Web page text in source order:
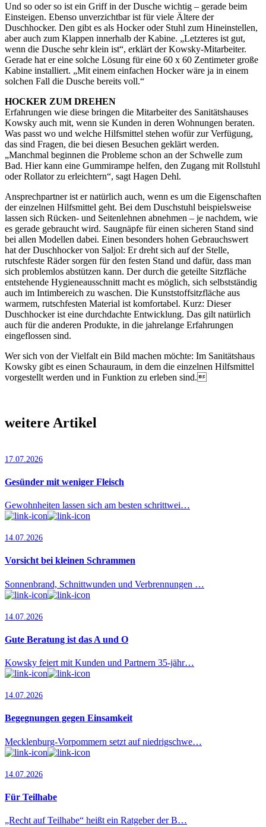
Und so oder so ist ein Griff in der Dusche wichtig – gerade beim
Einsteigen. Ebenso unverzichtbar ist für viele Ältere der
Duschhocker. Den gibt es als Hocker oder Stuhl zum Hineinstellen,
aber auch zum Klappen innerhalb der Kabine. „Letzteres ist gut,
wenn die Dusche sehr klein ist“, erklärt der Kowsky-Mitarbeiter.
Gerade hat er eine solche Lösung für eine 60 x 60 Zentimeter große
Kabine installiert. „Mit einem einfachen Hocker wäre ja in einem
solchen Fall die Dusche bereits voll.“
HOCKER ZUM DREHEN
Erfahrungen wie diese bringen die Mitarbeiter des Sanitätshauses
Kowsky auch mit, wenn sie Kunden in deren Wohnungen beraten.
Was passt wo und welche Hilfsmittel stehen wofür zur Verfügung,
das sind Fragen, die bei diesen Besuchen geklärt werden.
„Manchmal beginnen die Pro­bleme schon an der Schwelle zum
Bad. Hier kann eine Gummirampe helfen, den Zugang mit Rollstuhl
oder Rollator zu erleichtern“, sagt Hagen Dehl.
Ansprechpartner ist er natürlich auch, wenn es um die Eigenschaften
der einzelnen Hilfsmittel geht. Bei dem Duschstuhl beispielsweise
lassen sich Rücken- und Seitenlehnen abnehmen – je nachdem, wie
es gerade gebraucht wird. Saugnäpfe für einen sicheren Stand sind
bei allen Modellen dabei. Einen besonders hohen Gebrauchswert
hat der Duschhocker von Saljol: Er dreht sich auf der Stelle,
rutschfeste Räder sorgen für den festen Stand und dafür, dass man
sich problemlos abstützen kann. Der durch die geteilte Sitzfläche
entstehende Hygieneausschnitt macht es möglich, sich selbstständig
auch im Intimbereich zu waschen. Die Kunststoffsitzfläche aus
warmem, rutschfesten Material ist komfortabel. Kurz: Dieser
Duschhocker ist eine durchdachte Entwicklung. Das gilt natürlich
auch für die anderen Produkte, in die jahrelange Erfahrungen
eingeflossen sind.
Wer sich von der Vielfalt ein Bild machen möchte: Im Sanitätshaus
Kowsky gibt es einen Schauraum, in dem die einzelnen Hilfsmittel
vorgestellt werden und in Funktion zu erleben sind.
weitere Artikel
17.07.2026
Gesünder mit weniger Fleisch
Gewohnheiten lassen sich am besten schrittwei…
14.07.2026
Vorsicht bei kleinen Schrammen
Sonnenbrand, Schnittwunden und Verbrennungen …
14.07.2026
Gute Beratung ist das A und O
Kowsky feiert mit Kunden und Partnern 35-jähr…
14.07.2026
Begegnungen gegen Einsamkeit
Mecklenburg-Vorpommern setzt auf niedrigschwe…
14.07.2026
Für Teilhabe
„Recht auf Teilhabe“ heißt ein Ratgeber der B…